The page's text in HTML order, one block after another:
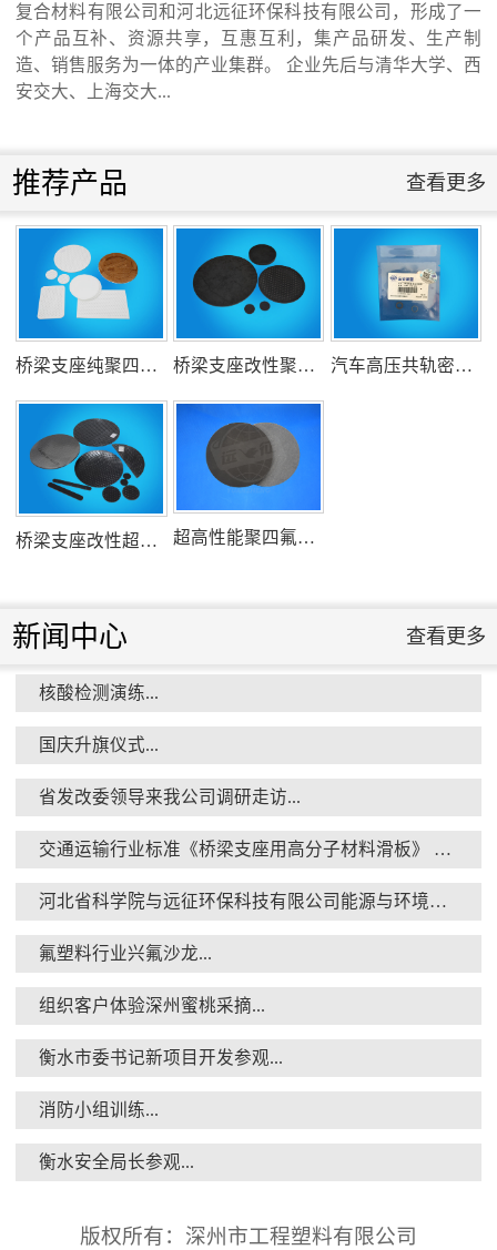
式...
氟塑料行业兴氟沙龙...
组织客户体验深州蜜桃采摘...
衡水市委书记新项目开发参观...
消防小组训练...
衡水安全局长参观...
复合材料有限公司和河北远征环保科技有限公司，形成了一
个产品互补、资源共享，互惠互利，集产品研发、生产制
造、销售服务为一体的产业集群。 企业先后与清华大学、西
安交大、上海交大...
推荐产品 查看更多
桥梁支座纯聚四氟乙烯滑板 桥梁支座改性聚四氟乙烯滑板 汽车高压共轨密封圈
桥梁支座改性超高分子量聚乙烯滑板 超高性能聚四氟乙烯滑板
新闻中心 查看更多
核酸检测演练...
国庆升旗仪式...
省发改委领导来我公司调研走访...
交通运输行业标准《桥梁支座用高分子材料滑板》 送审稿审查会在京召开...
河北省科学院与远征环保科技有限公司能源与环境新材料成果转化基地签约暨揭牌仪式...
氟塑料行业兴氟沙龙...
组织客户体验深州蜜桃采摘...
衡水市委书记新项目开发参观...
消防小组训练...
衡水安全局长参观...
版权所有：深州市工程塑料有限公司